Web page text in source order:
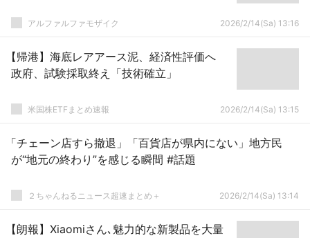
アルファルファモザイク 2026/2/14(Sa) 13:16
【帰港】海底レアアース泥、経済性評価へ
政府、試験採取終え「技術確立」
米国株ETFまとめ速報 2026/2/14(Sa) 13:15
「チェーン店すら撤退」「百貨店が県内にない」地方民
が“地元の終わり”を感じる瞬間 #話題
２ちゃんねるニュース超速まとめ＋ 2026/2/14(Sa) 13:14
【朗報】Xiaomiさん､魅力的な新製品を大量